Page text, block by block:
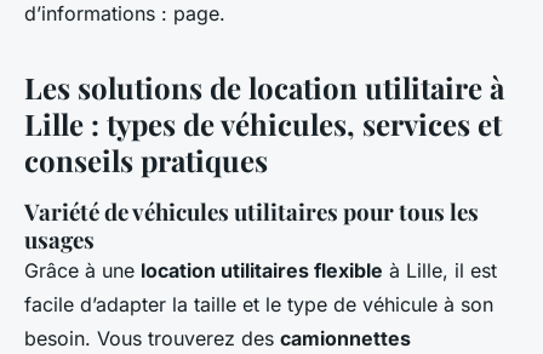
d’informations : page.
Les solutions de location utilitaire à
Lille : types de véhicules, services et
conseils pratiques
Variété de véhicules utilitaires pour tous les
usages
Grâce à une location utilitaires flexible à Lille, il est
facile d’adapter la taille et le type de véhicule à son
besoin. Vous trouverez des camionnettes